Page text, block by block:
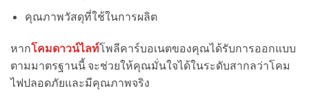
คุณภาพวัสดุที่ใช้ในการผลิต
หากโคมดาวน์ไลท์โพลีคาร์บอเนตของคุณได้รับการออกแบบ
ตามมาตรฐานนี้ จะช่วยให้คุณมั่นใจได้ในระดับสากลว่าโคม
ไฟปลอดภัยและมีคุณภาพจริง